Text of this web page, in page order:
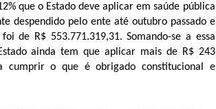
que o Estado deve aplicar em saúde pública
despendido pelo ente até outubro passado e
de R$ 553.771.319,31. Somando-se a essa
ainda tem que aplicar mais de R$ 243
cumprir o que é obrigado constitucional e